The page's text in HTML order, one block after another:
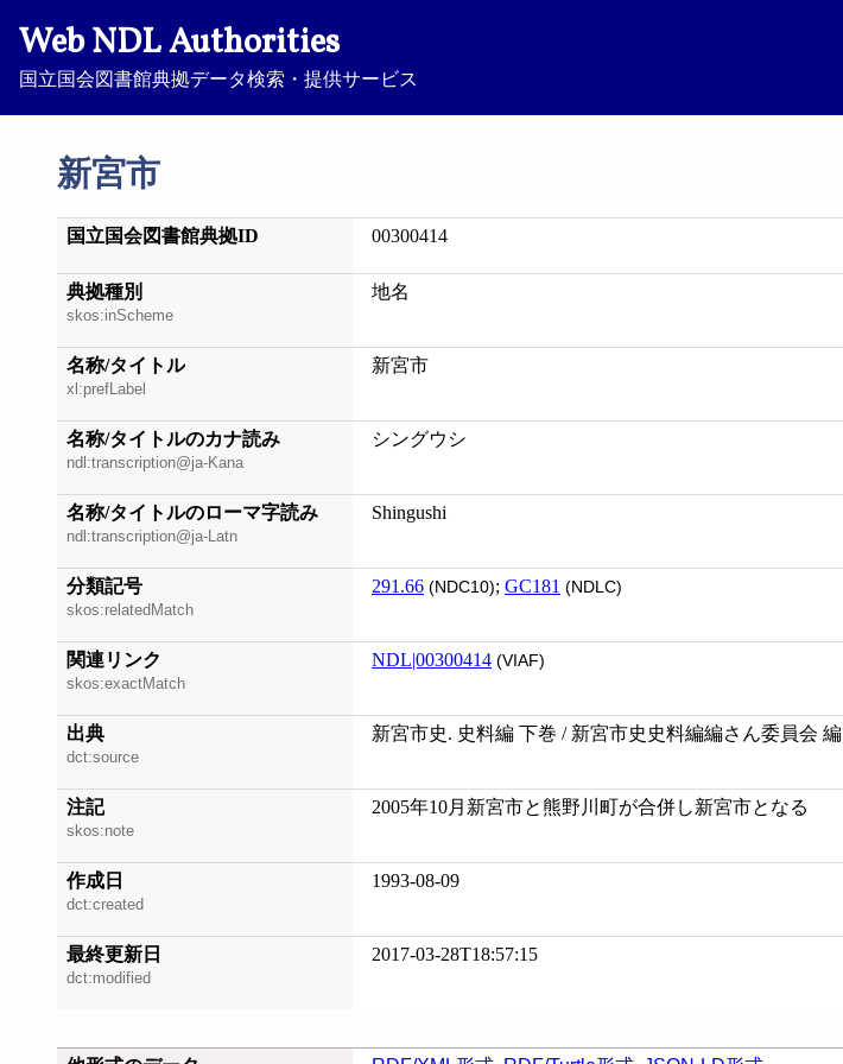
Web NDL Authorities
国立国会図書館典拠データ検索・提供サービス
新宮市
国立国会図書館典拠ID 00300414
典拠種別
skos:inScheme
地名
名称/タイトル
xl:prefLabel
新宮市
名称/タイトルのカナ読み
ndl:transcription@ja-Kana
シングウシ
名称/タイトルのローマ字読み
ndl:transcription@ja-Latn
Shingushi
分類記号
skos:relatedMatch
291.66 (NDC10); GC181 (NDLC)
関連リンク
skos:exactMatch
NDL|00300414 (VIAF)
出典
dct:source
新宮市史. 史料編 下巻 / 新宮市史史料編編さん委員会 編
注記
skos:note
2005年10月新宮市と熊野川町が合併し新宮市となる
作成日
dct:created
1993-08-09
最終更新日
dct:modified
2017-03-28T18:57:15